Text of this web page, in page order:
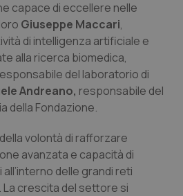
urogenitali
capace di eccellere nelle
Giuseppe Maccari,
di intelligenza artificiale e
alla ricerca biomedica,
del laboratorio di
Andreano, responsabile del
della Fondazione.
volontà di rafforzare
avanzata e capacità di
delle grandi reti
crescita del settore si